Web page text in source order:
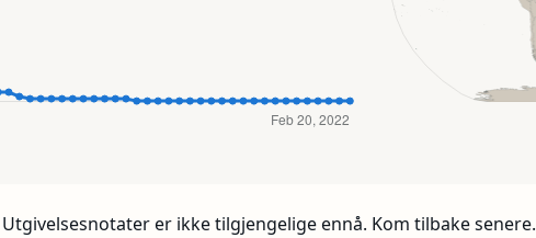
Utgivelsesnotater er ikke tilgjengelige ennå. Kom tilbake senere.